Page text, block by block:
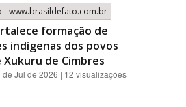
- www.brasildefato.com.br
formação de
indígenas dos povos
Xukuru de Cimbres
Jul de 2026 | 12 visualizações